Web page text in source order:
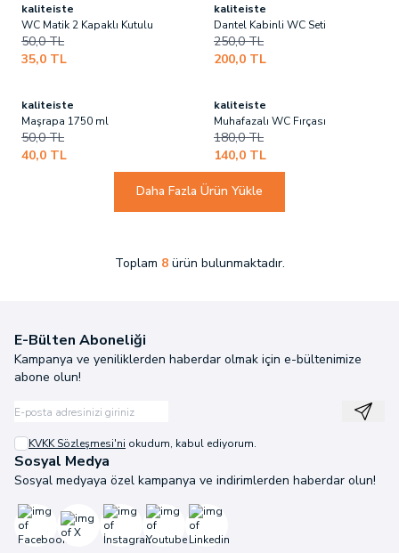
kaliteiste
WC Matik 2 Kapaklı Kutulu
50,0TL
35,0 TL
kaliteiste
Dantel Kabinli WC Seti
250,0TL
200,0 TL
kaliteiste
Maşrapa 1750 ml
50,0TL
40,0 TL
kaliteiste
Muhafazalı WC Fırçası
180,0TL
140,0 TL
Daha Fazla Ürün Yükle
Toplam 8ürün bulunmaktadır.
E-Bülten Aboneliği
Kampanya ve yeniliklerden haberdar olmak için e-bültenimize
abone olun!
KVKK Sözleşmesi'ni okudum, kabul ediyorum.
Sosyal Medya
Sosyal medyaya özel kampanya ve indirimlerden haberdar olun!
Facebook
X İnstagramYoutube Linkedin